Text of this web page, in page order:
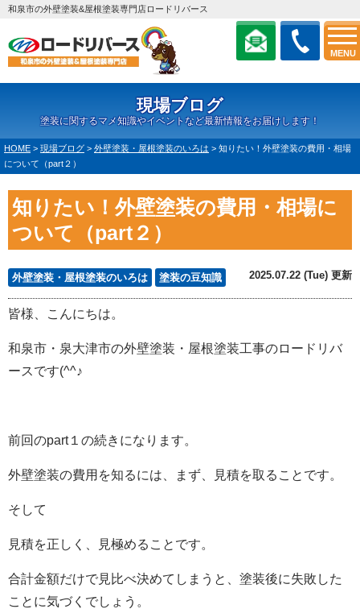
MENU
和泉市の外壁塗装&屋根塗装専門店ロードリバース
現場ブログ
塗装に関するマメ知識やイベントなど最新情報をお届けします！
HOME > 現場ブログ > 外壁塗装・屋根塗装のいろは > 知りたい！外壁塗装の費用・相場
について（part２）
知りたい！外壁塗装の費用・相場に
ついて（part２）
外壁塗装・屋根塗装のいろは 塗装の豆知識 2025.07.22 (Tue) 更新
皆様、こんにちは。
和泉市・泉大津市の外壁塗装・屋根塗装工事のロードリバ
ースです(^^♪
前回のpart１の続きになります。
外壁塗装の費用を知るには、まず、見積を取ることです。
そして
見積を正しく、見極めることです。
合計金額だけで見比べ決めてしまうと、塗装後に失敗した
ことに気づくでしょう。